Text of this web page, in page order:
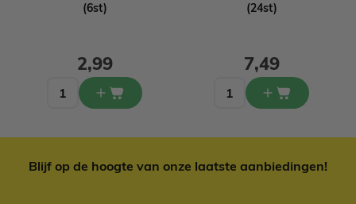
(6st)
2,99
(24st)
7,49
Blijf op de hoogte van onze laatste aanbiedingen!